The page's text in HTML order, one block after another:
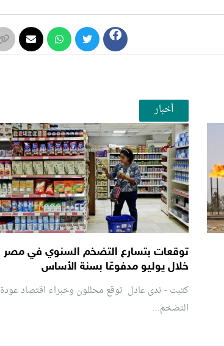
أخبار
توقعات بتسارع التضخم السنوي في مصر
خلال يوليو مدفوعًا بسنة الأساس
كتبت - ندى عادل توقع محللون وخبراء اقتصاد عودة
التضخم...